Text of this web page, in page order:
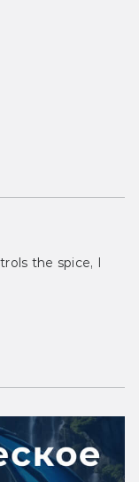
the spice, I